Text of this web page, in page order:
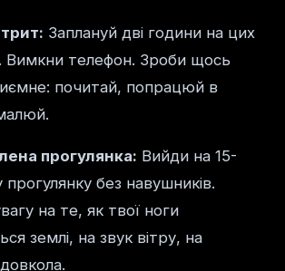
Заплануй дві години на цих
Вимкни телефон. Зроби щось
почитай, попрацюй в
прогулянка: Вийди на 15-
прогулянку без навушників.
на те, як твої ноги
землі, на звук вітру, на